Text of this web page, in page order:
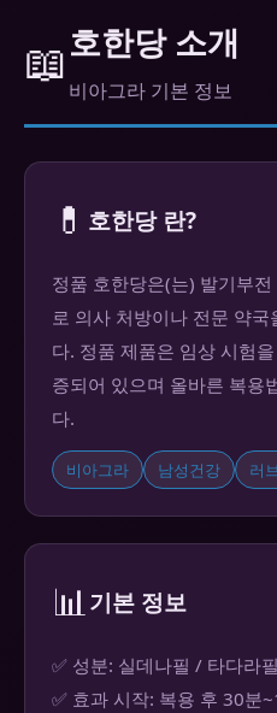
📖호한당 소개
비아그라 기본 정보
💊 호한당 란?
정품 호한당은(는) 발기부
로 의사 처방이나 전문 약
다. 정품 제품은 임상 시험
증되어 있으며 올바른 복용
다.
비아그라 남성건강 러
📊기본 정보
✅ 성분: 실데나필 / 타다라
✅ 효과 시작: 복용 후 30분